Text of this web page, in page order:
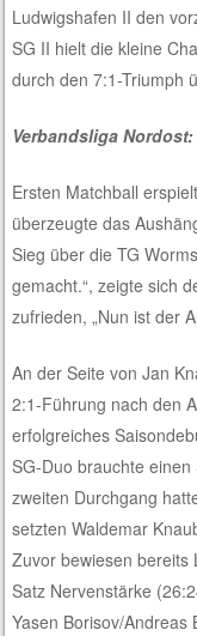
Ludwigshafen II den
SG II hielt die kleine
durch den 7:1-Triumph
Verbandsliga Nordost:
Ersten Matchball
überzeugte das
Sieg über die TG
gemacht.“, zeigte sich
zufrieden, „Nun ist der
An der Seite von Jan
2:1-Führung nach den
erfolgreiches
SG-Duo brauchte
zweiten Durchgang
setzten Waldemar
Zuvor bewiesen bereits
Satz Nervenstärke
Yasen Borisov/